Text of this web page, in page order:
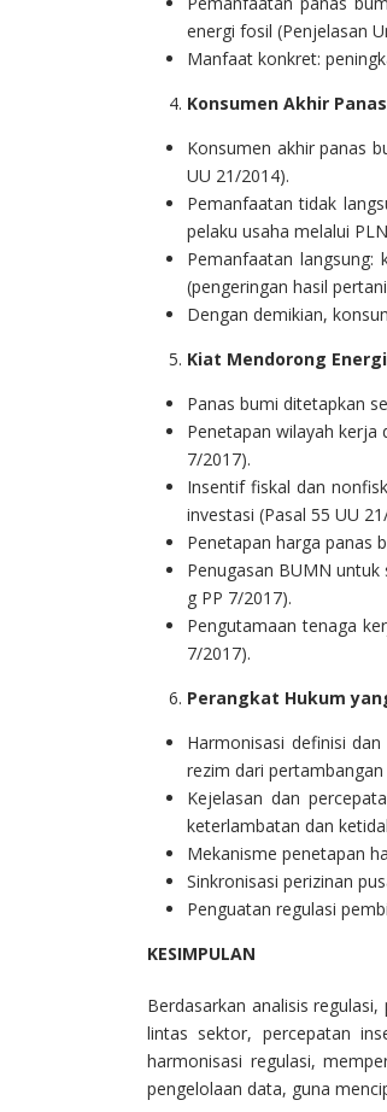
energi fosil (Penjelasan
Manfaat konkret:
Konsumen Akhir
Konsumen akhir panas
UU 21/2014).
Pemanfaatan tidak
pelaku usaha melalui
Pemanfaatan
(pengeringan hasil
Dengan demikian,
Kiat Mendorong
Panas bumi ditetapkan
Penetapan wilayah kerja
7/2017).
Insentif fiskal dan
investasi (Pasal 55 UU
Penetapan harga panas
Penugasan BUMN
g PP 7/2017).
Pengutamaan tenaga
7/2017).
Perangkat Hukum
Harmonisasi definisi
rezim dari
Kejelasan dan
keterlambatan dan
Mekanisme penetapan
Sinkronisasi perizinan
Penguatan regulasi
KESIMPULAN
Berdasarkan analisis
lintas sektor, percepatan
harmonisasi regulasi,
pengelolaan data, guna